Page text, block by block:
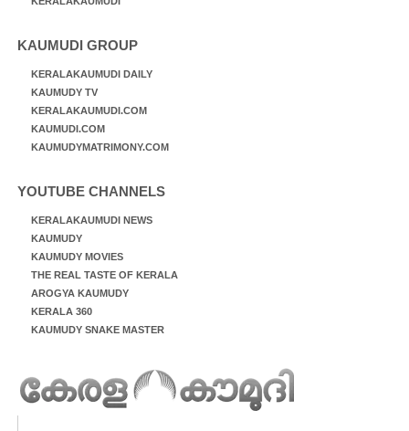
KAUMUDI GROUP
KERALAKAUMUDI DAILY
KAUMUDY TV
KERALAKAUMUDI.COM
KAUMUDI.COM
KAUMUDYMATRIMONY.COM
YOUTUBE CHANNELS
KERALAKAUMUDI NEWS
KAUMUDY
KAUMUDY MOVIES
THE REAL TASTE OF KERALA
AROGYA KAUMUDY
KERALA 360
KAUMUDY SNAKE MASTER